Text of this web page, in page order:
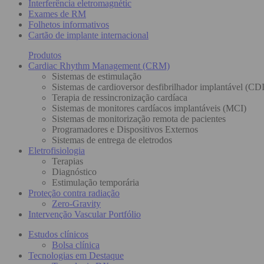
Interferência eletromagnétic
Exames de RM
Folhetos informativos
Cartão de implante internacional
Produtos
Cardiac Rhythm Management (CRM)
Sistemas de estimulação
Sistemas de cardioversor desfibrilhador implantável
Terapia de ressincronização cardíaca
Sistemas de monitores cardíacos implantáveis (MCI)
Sistemas de monitorização remota de pacientes
Programadores e Dispositivos Externos
Sistemas de entrega de eletrodos
Eletrofisiologia
Terapias
Diagnóstico
Estimulação temporária
Proteção contra radiação
Zero-Gravity
Intervenção Vascular Portfólio
Estudos clínicos
Bolsa clínica
Tecnologias em Destaque